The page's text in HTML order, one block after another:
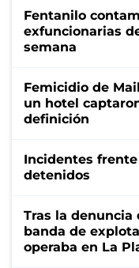
Fentanilo
exfuncionarias
semana
Femicidio de
un hotel
definición
Incidentes frente
detenidos
Tras la denuncia
banda de
operaba en La